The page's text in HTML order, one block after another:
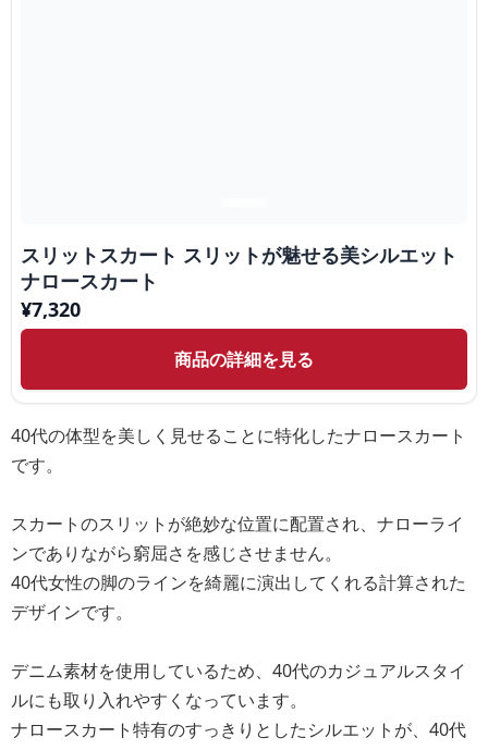
スリットスカート スリットが魅せる美シルエット
ナロースカート
¥7,320
商品の詳細を見る
40代の体型を美しく見せることに特化したナロースカート
です。
スカートのスリットが絶妙な位置に配置され、ナローライ
ンでありながら窮屈さを感じさせません。
40代女性の脚のラインを綺麗に演出してくれる計算された
デザインです。
デニム素材を使用しているため、40代のカジュアルスタイ
ルにも取り入れやすくなっています。
ナロースカート特有のすっきりとしたシルエットが、40代